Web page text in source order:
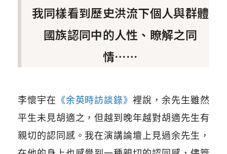
我同樣看到歷史洪流下個人與群體
國族認同中的人性、瞭解之同
情⋯⋯
李懷宇在 《余英時訪談錄》裡說，余先生雖然
平生未見胡適之，但越到晚年越對胡適先生有
親切的認同感。我在演講論壇上見過余先生，